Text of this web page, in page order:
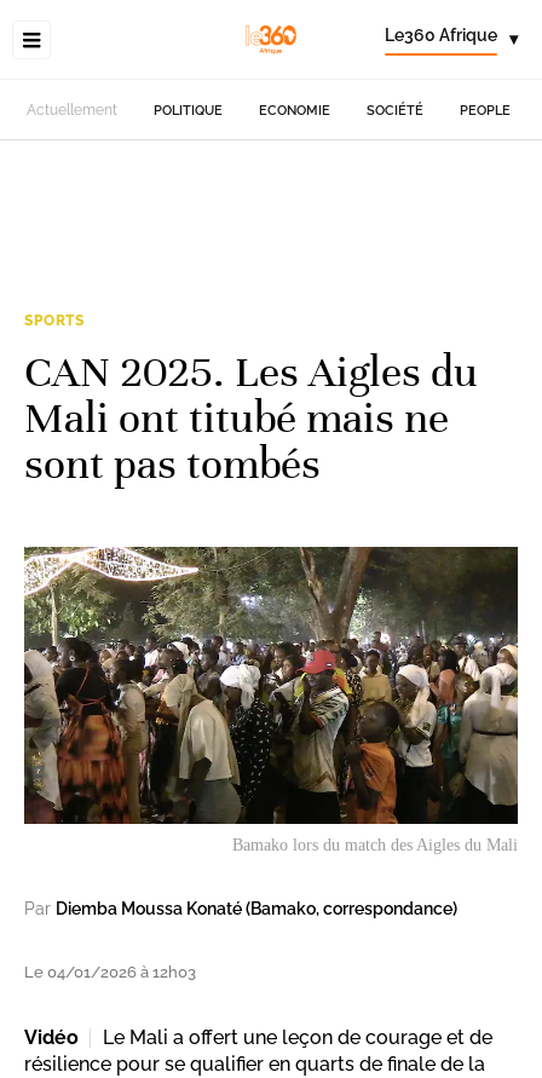
Le360 Afrique ▾
Actuellement POLITIQUE ECONOMIE SOCIÉTÉ PEOPLE
SPORTS
CAN 2025. Les Aigles du
Mali ont titubé mais ne
sont pas tombés
Bamako lors du match des Aigles du Mali
Par Diemba Moussa Konaté (Bamako, correspondance)
Le 04/01/2026 à 12h03
Vidéo
Le Mali a offert une leçon de courage et de
résilience pour se qualifier en quarts de finale de la